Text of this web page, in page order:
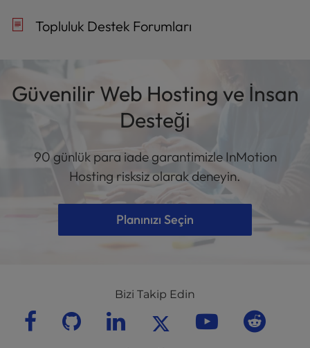
Topluluk Destek Forumları
Güvenilir Web Hosting ve İnsan
Desteği
90 günlük para iade garantimizle InMotion
Hosting risksiz olarak deneyin.
Planınızı Seçin
Bizi Takip Edin